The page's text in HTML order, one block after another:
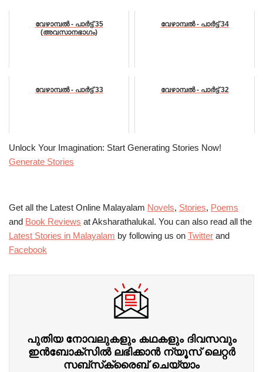
വേഴാമ്പൽ - പാർട്ട്‌ 35
(അവസാനഭാഗം)
വേഴാമ്പൽ - പാർട്ട്‌ 34
വേഴാമ്പൽ - പാർട്ട്‌ 33 വേഴാമ്പൽ - പാർട്ട്‌ 32
Unlock Your Imagination: Start Generating Stories Now!
Generate Stories
Get all the Latest Online Malayalam Novels, Stories, Poems
and Book Reviews at Aksharathalukal. You can also read all the
Latest Stories in Malayalam by following us on Twitter and
Facebook
പുതിയ നോവലുകളും കഥകളും ദിവസവും
ഇന്‍ബോക്‌സില്‍ ലഭിക്കാന്‍ ന്യൂസ് ലെറ്റർ
സബ്‌സ്‌ക്രൈബ് ചെയ്യാം